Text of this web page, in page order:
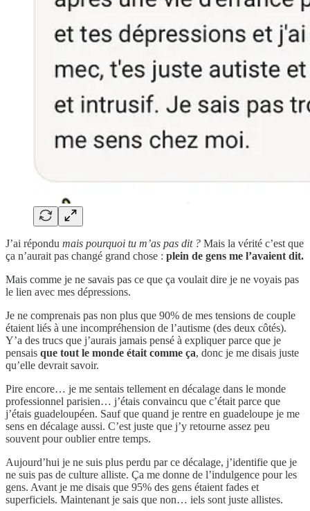
J’ai répondu mais pourquoi tu m’as pas dit ? Mais la vérité c’est que
ça n’aurait pas changé grand chose : plein de gens me l’avaient dit.
Mais comme je ne savais pas ce que ça voulait dire je ne voyais pas
le lien avec mes dépressions.
Je ne comprenais pas non plus que 90% de mes tensions de couple
étaient liés à une incompréhension de l’autisme (des deux côtés).
Y’a des trucs que j’aurais jamais pensé à expliquer parce que je
pensais que tout le monde était comme ça, donc je me disais juste
qu’elle devrait savoir.
Pire encore… je me sentais tellement en décalage dans le monde
professionnel parisien… j’étais convaincu que c’était parce que
j’étais guadeloupéen. Sauf que quand je rentre en guadeloupe je me
sens en décalage aussi. C’est juste que j’y retourne assez peu
souvent pour oublier entre temps.
Aujourd’hui je ne suis plus perdu par ce décalage, j’identifie que je
ne suis pas de culture alliste. Ça me donne de l’indulgence pour les
gens. Avant je me disais que 95% des gens étaient fades et
superficiels. Maintenant je sais que non… iels sont juste allistes.